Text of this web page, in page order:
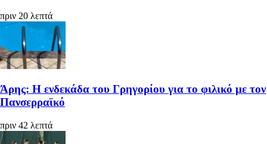
πριν 20 λεπτά
Άρης: Η ενδεκάδα του Γρηγορίου για το φιλικό με τον
Πανσερραϊκό
πριν 42 λεπτά